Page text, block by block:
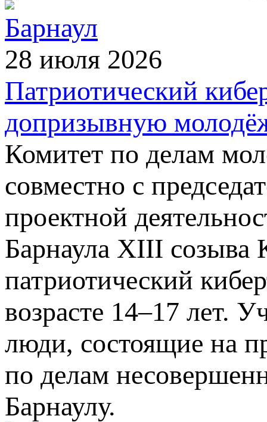
Барнаул
28 июля 2026
Патриотический
допризывную
Комитет по делам
совместно с
проектной
Барнаула XIII созыва
патриотический
возрасте 14–17 лет.
люди, состоящие на
по делам
Барнаулу.